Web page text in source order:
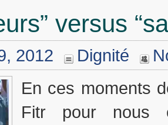
versus
2012 Dignité
En ces moments
Fitr pour nous